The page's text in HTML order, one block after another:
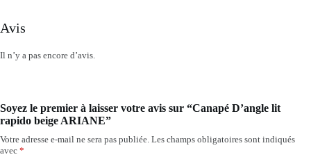
Avis
Il n’y a pas encore d’avis.
Soyez le premier à laisser votre avis sur “Canapé D’angle lit
rapido beige ARIANE”
Votre adresse e-mail ne sera pas publiée. Les champs obligatoires sont indiqués
avec *